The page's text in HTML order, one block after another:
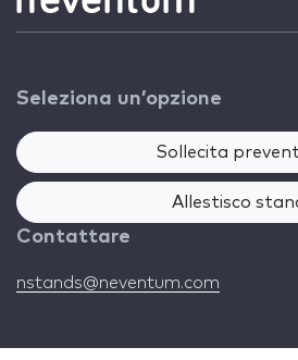
Seleziona un’opzione
Sollecita
Allestisco
Contattare
nstands@neventum.com